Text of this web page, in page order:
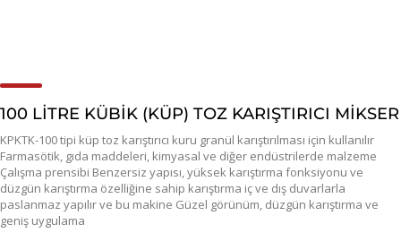
100 LİTRE KÜBİK (KÜP) TOZ KARIŞTIRICI MİKSER
KPKTK-100 tipi küp toz karıştırıcı kuru granül karıştırılması için kullanılır
Farmasötik, gıda maddeleri, kimyasal ve diğer endüstrilerde malzeme
Çalışma prensibi Benzersiz yapısı, yüksek karıştırma fonksiyonu ve
düzgün karıştırma özelliğine sahip karıştırma iç ve dış duvarlarla
paslanmaz yapılır ve bu makine Güzel görünüm, düzgün karıştırma ve
geniş uygulama